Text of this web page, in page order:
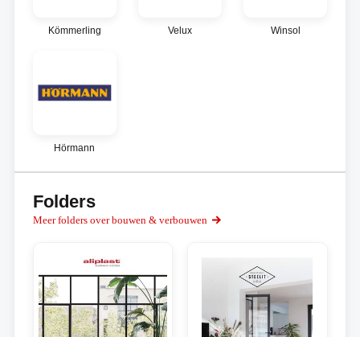
Kömmerling Velux Winsol
Hörmann
Folders
Meer folders over bouwen & verbouwen